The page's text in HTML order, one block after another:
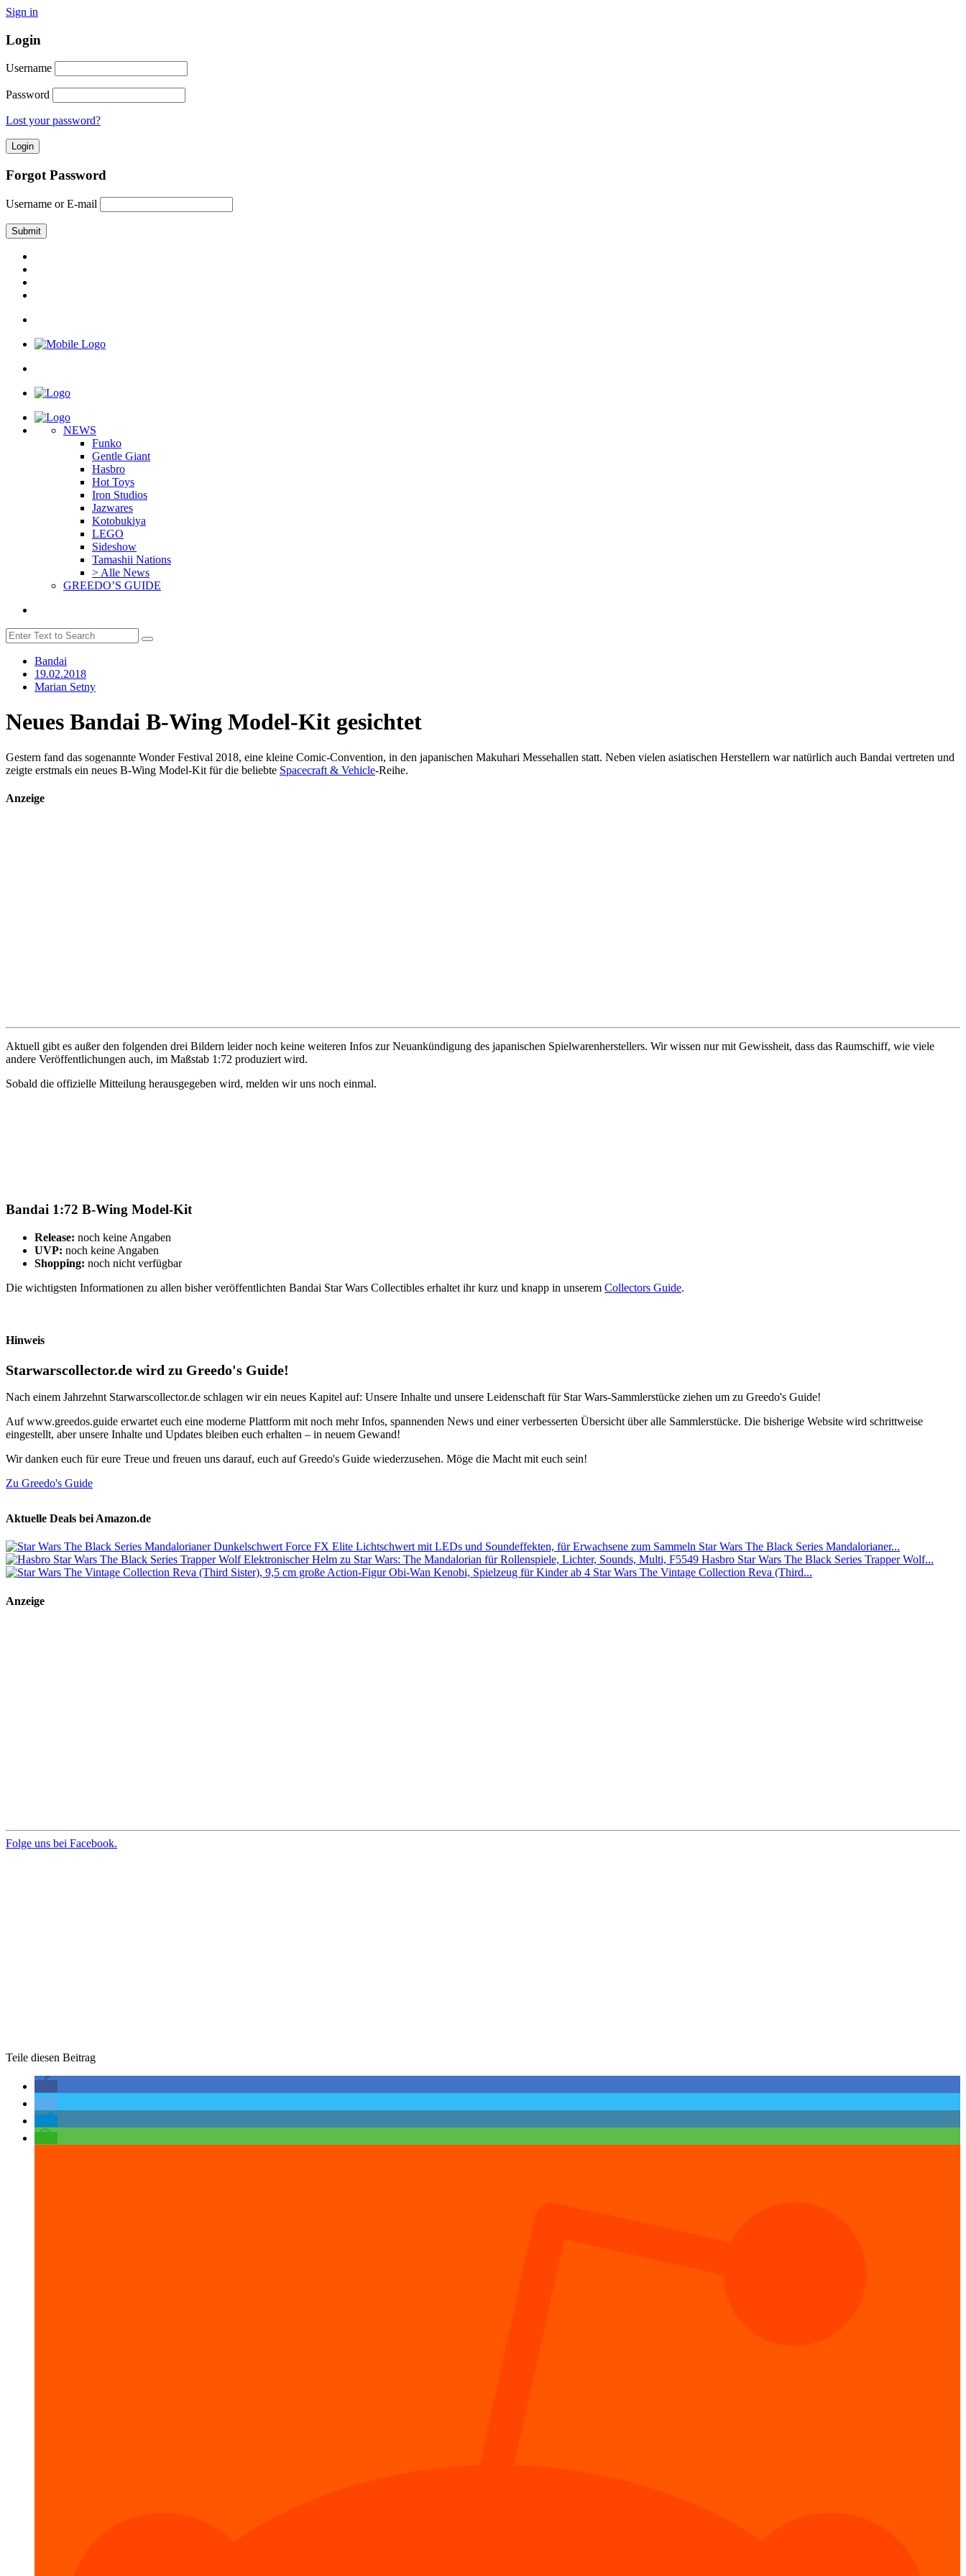
Sign in
Login
Username
Password
Lost your password?
Forgot Password
Username or E-mail
NEWS
Funko
Gentle Giant
Hasbro
Hot Toys
Iron Studios
Jazwares
Kotobukiya
LEGO
Sideshow
Tamashii Nations
> Alle News
GREEDO’S GUIDE
Bandai
19.02.2018
Marian Setny
Neues Bandai B-Wing Model-Kit gesichtet
Gestern fand das sogenannte Wonder Festival 2018, eine kleine Comic-Convention, in den japanischen Makuhari Messehallen statt. Neben vielen asiatischen Herstellern war natürlich auch Bandai vertreten und
zeigte erstmals ein neues B-Wing Model-Kit für die beliebte Spacecraft & Vehicle-Reihe.
Anzeige
Aktuell gibt es außer den folgenden drei Bildern leider noch keine weiteren Infos zur Neuankündigung des japanischen Spielwarenherstellers. Wir wissen nur mit Gewissheit, dass das Raumschiff, wie viele
andere Veröffentlichungen auch, im Maßstab 1:72 produziert wird.
Sobald die offizielle Mitteilung herausgegeben wird, melden wir uns noch einmal.
Bandai 1:72 B-Wing Model-Kit
Release: noch keine Angaben
UVP: noch keine Angaben
Shopping: noch nicht verfügbar
Die wichtigsten Informationen zu allen bisher veröffentlichten Bandai Star Wars Collectibles erhaltet ihr kurz und knapp in unserem Collectors Guide.
Hinweis
Starwarscollector.de wird zu Greedo's Guide!
Nach einem Jahrzehnt Starwarscollector.de schlagen wir ein neues Kapitel auf: Unsere Inhalte und unsere Leidenschaft für Star Wars-Sammlerstücke ziehen um zu Greedo's Guide!
Auf www.greedos.guide erwartet euch eine moderne Plattform mit noch mehr Infos, spannenden News und einer verbesserten Übersicht über alle Sammlerstücke. Die bisherige Website wird schrittweise
eingestellt, aber unsere Inhalte und Updates bleiben euch erhalten – in neuem Gewand!
Wir danken euch für eure Treue und freuen uns darauf, euch auf Greedo's Guide wiederzusehen. Möge die Macht mit euch sein!
Zu Greedo's Guide
Aktuelle Deals bei Amazon.de
Star Wars The Black Series Mandalorianer...
Hasbro Star Wars The Black Series Trapper Wolf...
Star Wars The Vintage Collection Reva (Third...
Anzeige
Folge uns bei Facebook.
Teile diesen Beitrag